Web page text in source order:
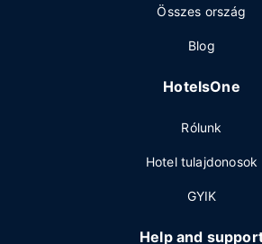
Összes ország
Blog
HotelsOne
Rólunk
Hotel tulajdonosok
GYIK
Help and